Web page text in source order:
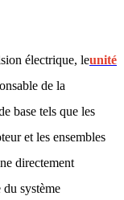
électrique, leunité
de la
base tels que les
et les ensembles
directement
système